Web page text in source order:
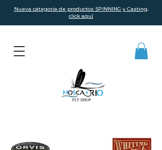
Nueva categoria de productos SPINNING y Casting,
click aquí